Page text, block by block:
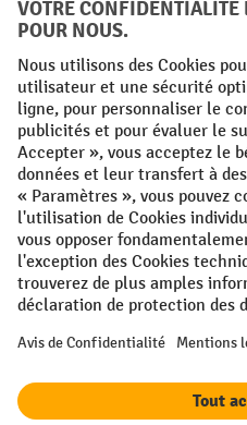
FR NL
Conditions générales
Protection des Données
All prices excl. VAT plusshipping
if not stated otherwise.
¹ La remise est valable jusqu'à
s'applique pas aux prix spéciaux. Il
avec d'autres réductions en
réduction sera accordée une
à la newsletter. Le code de
nette minimale de 250,00 €. La
produits et peut atteindre un